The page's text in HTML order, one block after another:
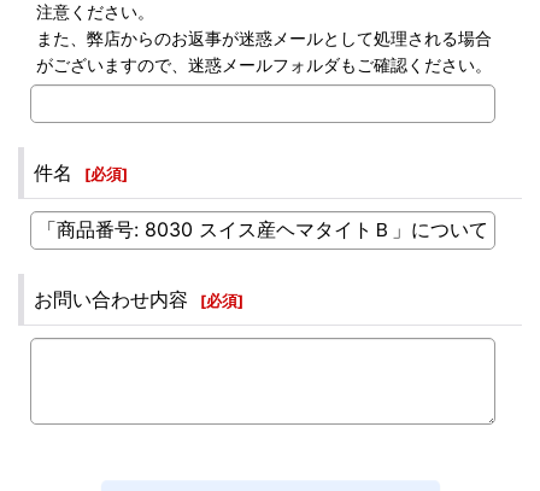
注意ください。
また、弊店からのお返事が迷惑メールとして処理される場合
がございますので、迷惑メールフォルダもご確認ください。
件名 [必須]
お問い合わせ内容 [必須]